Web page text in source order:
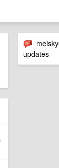
updates